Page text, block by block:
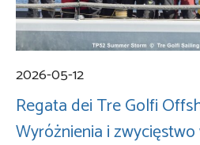
2026-05-12
Regata dei Tre Golfi
Wyróżnienia i